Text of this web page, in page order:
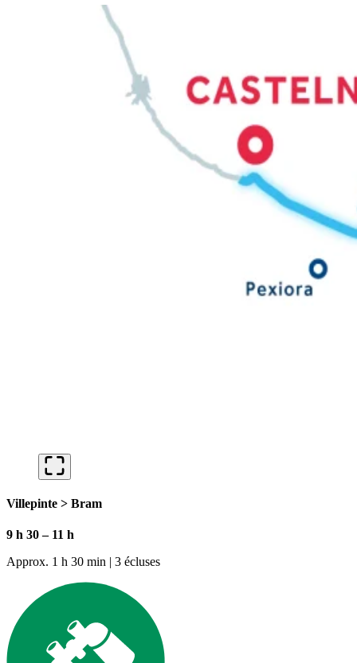
Villepinte > Bram
9 h 30 – 11 h
Approx. 1 h 30 min | 3 écluses